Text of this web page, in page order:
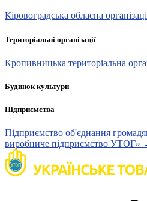
Кіровоградська обласна
Територіальні організації
Кропивницька територіальна
Будинок культури
Підприємства
Підприємство об'єднання
виробниче підприємство УТОГ»